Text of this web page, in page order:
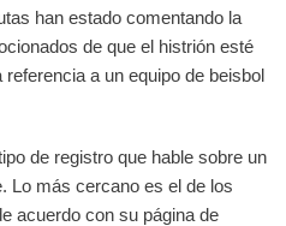
han estado comentando la
de que el histrión esté
a un equipo de beisbol
de registro que hable sobre un
Lo más cercano es el de los
acuerdo con su página de